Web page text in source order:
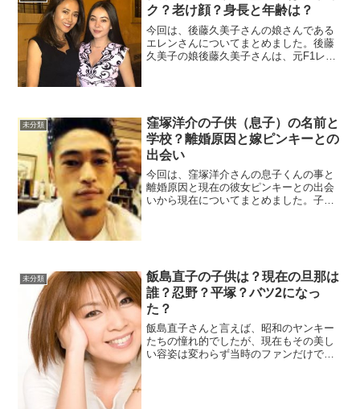
いです。今回は、金田朋子...
ク？老け顔？身長と年齢は？
今回は、後藤久美子さんの娘さんである
エレンさんについてまとめました。後藤
久美子の娘後藤久美子さんは、元F1レー
未分類
窪塚洋介の子供（息子）の名前と
学校？離婚原因と嫁ピンキーとの
出会い
今回は、窪塚洋介さんの息子くんの事と
離婚原因と現在の彼女ピンキーとの出会
いから現在についてまとめました。子供
未分類
飯島直子の子供は？現在の旦那は
誰？忍野？平塚？バツ2になっ
た？
飯島直子さんと言えば、昭和のヤンキー
たちの憧れ的でしたが、現在もその美し
い容姿は変わらず当時のファンだけでは